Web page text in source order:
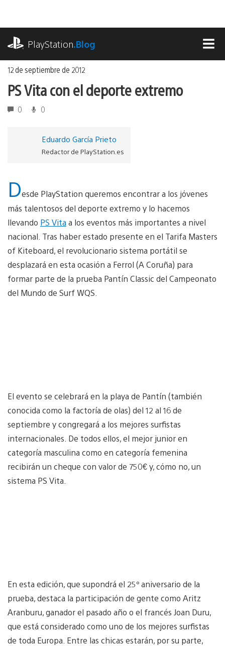
contenido
PlayStation.Blog
12 de septiembre de 2012
PS Vita con el deporte extremo
0 0
Eduardo García Prieto
Redactor de PlayStation.es
Desde PlayStation queremos encontrar a los jóvenes
más talentosos del deporte extremo y lo hacemos
llevando PS Vitaa los eventos más importantes a nivel
nacional. Tras haber estado presente en el Tarifa Masters
of Kiteboard, el revolucionario sistema portátil se
desplazará en esta ocasión a Ferrol (A Coruña) para
formar parte de la prueba Pantín Classic del Campeonato
del Mundo de Surf WQS.
El evento se celebrará en la playa de Pantín (también
conocida como la factoría de olas) del 12 al 16 de
septiembre y congregará a los mejores surfistas
internacionales. De todos ellos, el mejor junior en
categoría masculina como en categoría femenina
recibirán un cheque con valor de 750€ y, cómo no, un
sistema PS Vita.
En esta edición, que supondrá el 25º aniversario de la
prueba, destaca la participación de gente como Aritz
Aranburu, ganador el pasado año o el francés Joan Duru,
que está considerado como uno de los mejores surfistas
de toda Europa. Entre las chicas estarán, por su parte,